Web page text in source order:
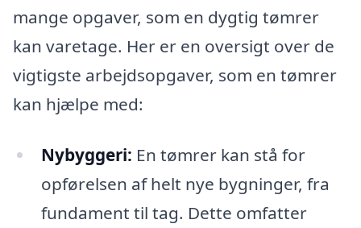
mange opgaver, som en dygtig tømrer
kan varetage. Her er en oversigt over de
vigtigste arbejdsopgaver, som en tømrer
kan hjælpe med:
Nybyggeri: En tømrer kan stå for
opførelsen af helt nye bygninger, fra
fundament til tag. Dette omfatter